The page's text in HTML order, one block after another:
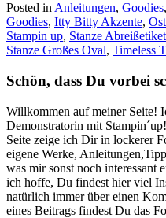
Posted in Anleitungen, Goodies,
Goodies, Itty Bitty Akzente,
Stampin up, Stanze
Stanze Großes Oval, Timeless
Schön, dass Du vorbei
Willkommen auf meiner Seite!
Demonstratorin mit
Seite zeige ich Dir in lockerer
eigene Werke,
was mir sonst noch interessant
ich hoffe, Du findest hier viel
natürlich immer über einen
eines Beitrags findest Du das